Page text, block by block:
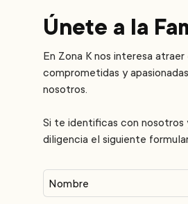
Únete a la
En Zona K nos interesa
comprometidas y
nosotros.
Si te identificas con nosotros
diligencia el siguiente
Nombre